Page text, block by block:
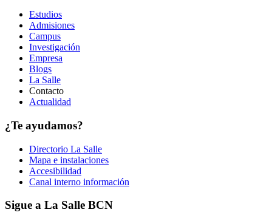
Estudios
Admisiones
Campus
Investigación
Empresa
Blogs
La Salle
Contacto
Actualidad
¿Te ayudamos?
Directorio La Salle
Mapa e instalaciones
Accesibilidad
Canal interno información
Sigue a La Salle BCN